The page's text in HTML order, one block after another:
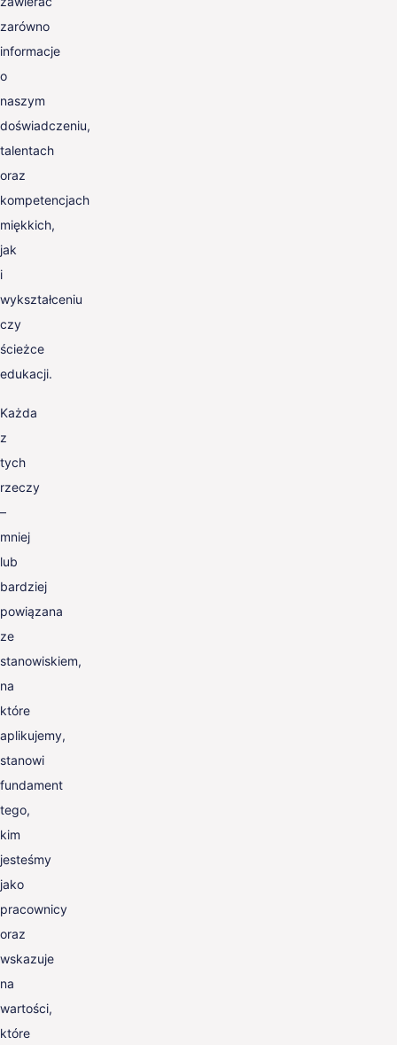
zarówno
informacje
o
naszym
doświadczeniu,
talentach
oraz
kompetencjach
miękkich,
jak
i
wykształceniu
czy
ścieżce
edukacji.
Każda
z
tych
rzeczy
–
mniej
lub
bardziej
powiązana
ze
stanowiskiem,
na
które
aplikujemy,
stanowi
fundament
tego,
kim
jesteśmy
jako
pracownicy
oraz
wskazuje
na
wartości,
które